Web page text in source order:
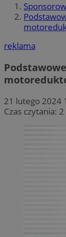
reklama
21 lutego 2024
Czas czytania: